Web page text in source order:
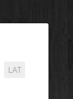
LAT